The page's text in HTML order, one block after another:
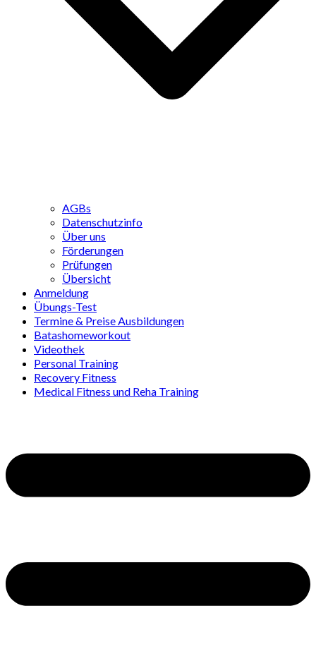
AGBs
Datenschutzinfo
Über uns
Förderungen
Prüfungen
Übersicht
Anmeldung
Übungs-Test
Termine & Preise Ausbildungen
Batashomeworkout
Videothek
Personal Training
Recovery Fitness
Medical Fitness und Reha Training